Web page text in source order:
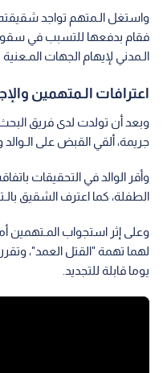
واستغل الـمتهم تواجد شقيقته
فقام بدفعها للتسبب في
الـمدني لإيهام الجهات
اعترافات الـمتهمين
وبعد أن تولدت لدى فريق
جريمة، ألقي القبض على
وأقر الوالد في التحقيقات
الطفلة، كما اعترف الشقيق
وعلى إثر استجواب المـتهمين
يوما قابلة للتجديد.